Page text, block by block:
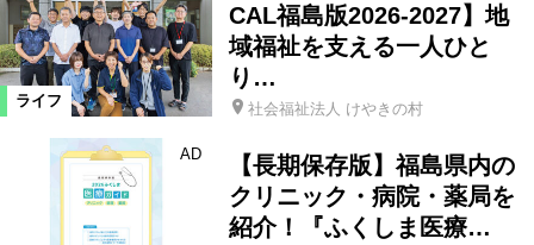
ライフ
CAL福島版2026-2027】地
域福祉を支える一人ひと
り…
社会福祉法人 けやきの村
AD
【長期保存版】福島県内の
クリニック・病院・薬局を
紹介！『ふくしま医療…